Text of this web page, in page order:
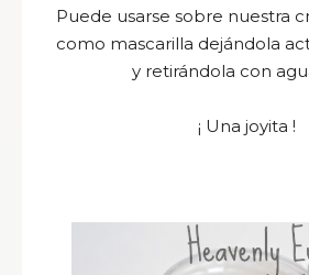
Puede usarse sobre nuestra
como mascarilla dejándola
y retirándola con
¡ Una joyita !